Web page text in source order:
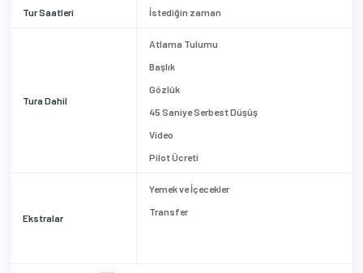
Tur Saatleri İstediğin zaman
Tura Dahil
Atlama Tulumu
Başlık
Gözlük
45 Saniye Serbest Düşüş
Video
Pilot Ücreti
Ekstralar
Yemek ve İçecekler
Transfer